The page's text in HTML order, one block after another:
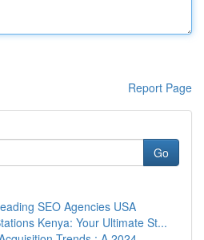
Report Page
Go
SEO Agencies USA
Kenya: Your Ultimate St...